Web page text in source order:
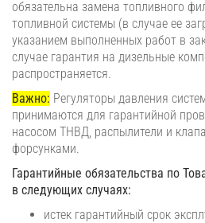
обязательна замена топливного
топливной системы (в случае ее
указанием выполненных работ в
случае гарантия на дизельные
распространяется.
Важно: Регуляторы давления
принимаются для гарантийной
насосом ТНВД, распылители и
форсунками.
Гарантийные обязательства по
в следующих случаях:
истек гарантийный срок